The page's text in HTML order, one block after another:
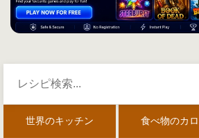
世界のキッチン 食べ物のカ